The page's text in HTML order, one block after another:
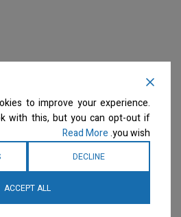
to improve your experience.
with this, but you can opt-out if
you wish.
Read More
DECLINE
ACCEPT ALL